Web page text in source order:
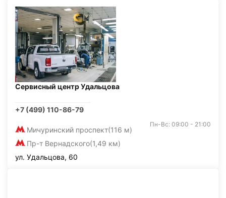
Сервисный центр Удальцова
+7 (499) 110-86-79
Мичуринский проспект(116 м)
Пр-т Вернадского(1,49 км)
Пн-Вс: 09:00 - 21:00
ул. Удальцова, 60